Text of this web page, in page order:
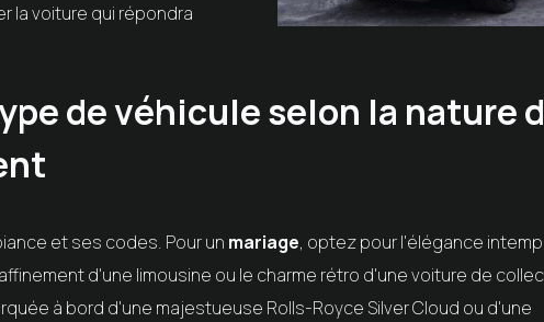
la voiture qui répondra
de véhicule selon la nature
et ses codes. Pour un mariage, optez pour l'élégance
d'une limousine ou le charme rétro d'une voiture de
à bord d'une majestueuse Rolls-Royce Silver Cloud ou d'une